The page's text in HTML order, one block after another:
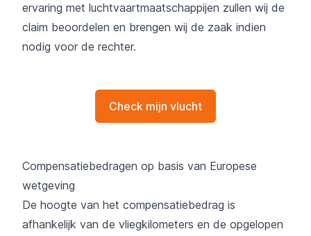
ervaring met luchtvaartmaatschappijen zullen wij de
claim beoordelen en brengen wij de zaak indien
nodig voor de rechter.
Check mijn vlucht
Compensatiebedragen op basis van Europese
wetgeving
De hoogte van het compensatiebedrag is
afhankelijk van de vliegkilometers en de opgelopen